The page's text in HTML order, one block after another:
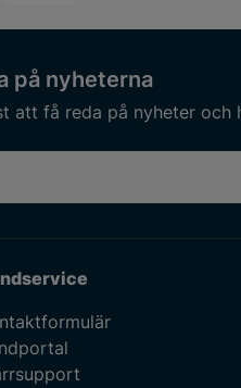
på nyheterna
att få reda på nyheter och